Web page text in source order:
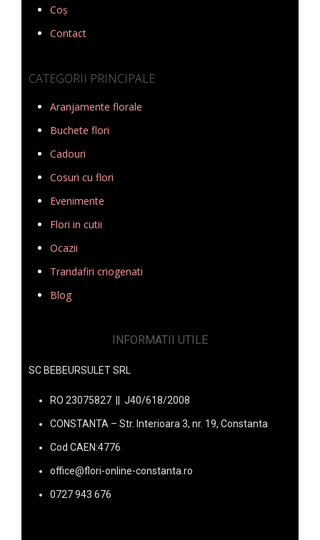
Coș
Contact
CATEGORII PRINCIPALE
Aranjamente florale
Buchete flori
Cadouri
Cosuri cu flori
Evenimente
Flori in cutii
Ocazii
Trandafiri criogenati
Blog
INFORMATII UTILE
SC BEBEURSULET SRL
RO 23075827 || J40/618/2008
CONSTANTA – Str. Interioara 3, nr. 19, Constanta
Cod CAEN:4776
office@flori-online-constanta.ro
0727 943 676